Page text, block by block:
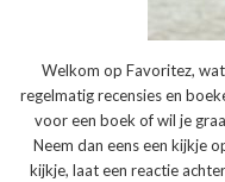
Welkom op Favoritez,
regelmatig recensies en
voor een boek of wil je
Neem dan eens een kijkje
kijkje, laat een reactie